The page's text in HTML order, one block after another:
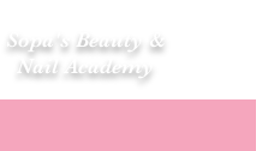
Sopa's Beauty &
Nail Academy